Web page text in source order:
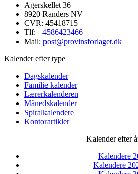
Agerskellet 36
8920 Randers NV
CVR: 45418715
Tlf: +4586423466
Mail: post@provinsforlaget.dk
Kalender efter type
Dagskalender
Familie kalender
Lærerkalenderen
Månedskalender
Spiralkalendere
Kontorartikler
Kalender efter
Kalendere
Kalendere